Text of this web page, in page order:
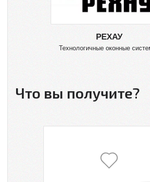
РЕХАУ
Технологичные оконные
Что вы получите?